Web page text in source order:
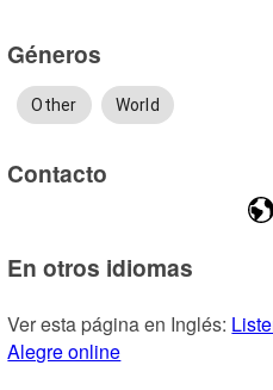
Géneros
Other World
Contacto
En otros idiomas
Ver esta página en Inglés:
Alegre online